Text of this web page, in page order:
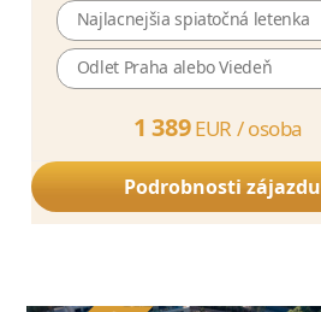
Najlacnejšia spiatočná letenka
Odlet Praha alebo Viedeň
1 389 EUR /osoba
Podrobnosti zájazdu